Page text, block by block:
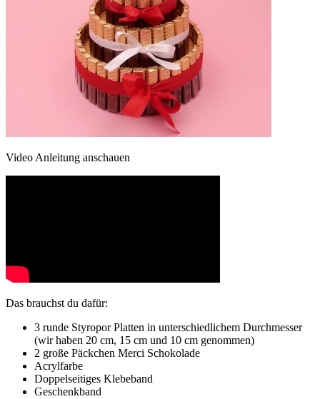
Video Anleitung anschauen
Das brauchst du dafür:
3 runde Styropor Platten in unterschiedlichem Durchmesser
(wir haben 20 cm, 15 cm und 10 cm genommen)
2 große Päckchen Merci Schokolade
Acrylfarbe
Doppelseitiges Klebeband
Geschenkband